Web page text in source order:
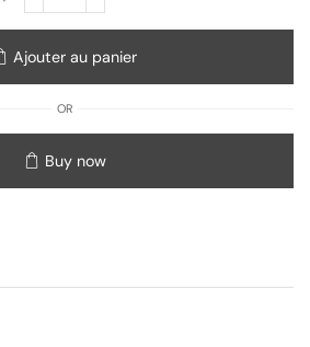
Ajouter au panier
OR
Buy now